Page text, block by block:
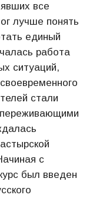
все
лучше понять
единый
работа
ситуаций,
стали
с
был введен